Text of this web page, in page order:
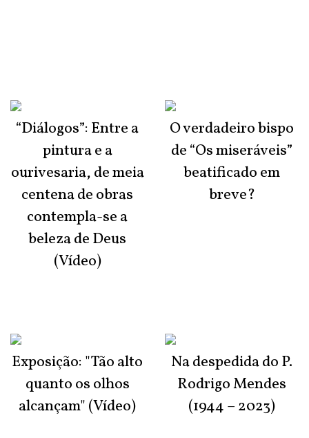
“Diálogos”: Entre a
pintura e a
ourivesaria, de meia
centena de obras
contempla-se a
beleza de Deus
(Vídeo)
Exposição: "Tão alto
quanto os olhos
alcançam" (Vídeo)
O verdadeiro bispo
de “Os miseráveis”
beatificado em
breve?
Na despedida do P.
Rodrigo Mendes
(1944 – 2023)